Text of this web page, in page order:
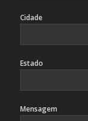
Cidade
Estado
Mensagem